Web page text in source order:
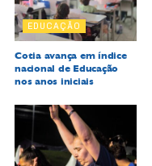
EDUCAÇÃO
Cotia avança em índice
nacional de Educação
nos anos iniciais